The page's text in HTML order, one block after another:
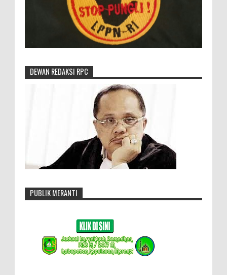
DEWAN REDAKSI RPC
PUBLIK MERANTI